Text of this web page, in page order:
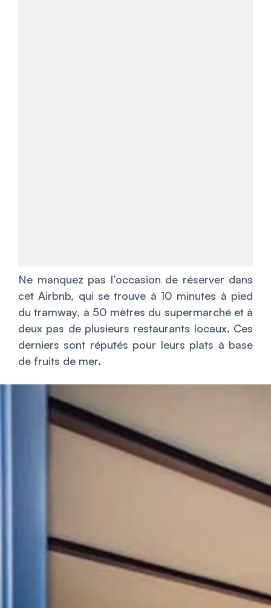
Ne manquez pas l’occasion de réserver dans
cet Airbnb, qui se trouve à 10 minutes à pied
du tramway, à 50 mètres du supermarché et à
deux pas de plusieurs restaurants locaux. Ces
derniers sont réputés pour leurs plats à base
de fruits de mer.